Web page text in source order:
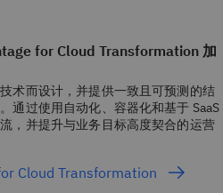
for Cloud Transformation 加
术而设计，并提供一致且可预测的结
通过使用自动化、容器化和基于 SaaS
，并提升与业务目标高度契合的运营
Cloud Transformation